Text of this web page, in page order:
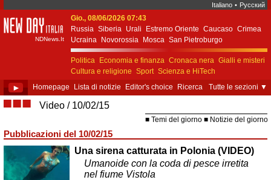
Italiano • Русский
New Day Italia
NDNews.It
Gio., 08/06/2026 07:43
Russia Siberia Urali Estremo Oriente Caucaso Crimea
Ucraina
Novorossia Mosca San Pietroburgo
Ekaterinburgo Kiev Simferopol
Sebastopoli
Politica
Economia e finanza Cronaca nera Gialli e misteri
Cultura e religione Sport Scienza e HiTech
Costume e società
Unione Europea
► Homepage Lista di notizie Editor's choice Ricerca Tutte le sezioni ▼
■■■ Video 10/02/15
Temi del giorno Notizie del giorno
Pubblicazioni del 10/02/15
Una sirena catturata in Polonia (VIDEO)
Umanoide con la coda di pesce irretita
nel fiume Vistola